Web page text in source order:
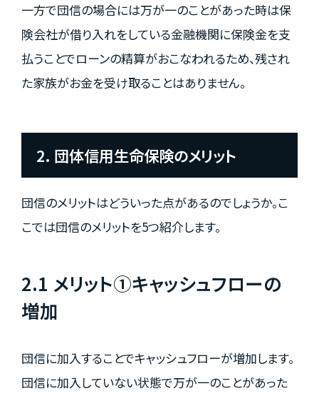
一方で団信の場合には万が一のことがあった時は保
険会社が借り入れをしている金融機関に保険金を支
払うことでローンの精算がおこなわれるため、残され
た家族がお金を受け取ることはありません。
2. 団体信用生命保険のメリット
団信のメリットはどういった点があるのでしょうか。こ
こでは団信のメリットを5つ紹介します。
2.1 メリット①キャッシュフローの
増加
団信に加入することでキャッシュフローが増加します。
団信に加入していない状態で万が一のことがあった